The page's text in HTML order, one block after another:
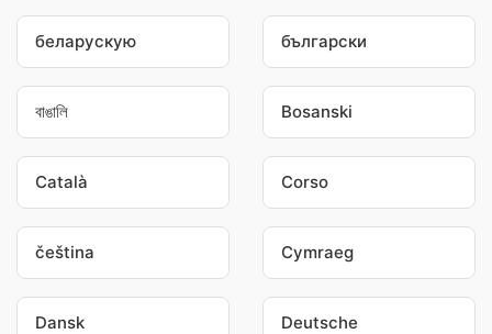
беларускую български
বাঙালি Bosanski
Català Corso
čeština Cymraeg
Dansk Deutsche